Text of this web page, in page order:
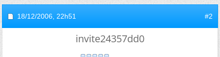
18/12/2006, 22h51 #2
invite24357dd0